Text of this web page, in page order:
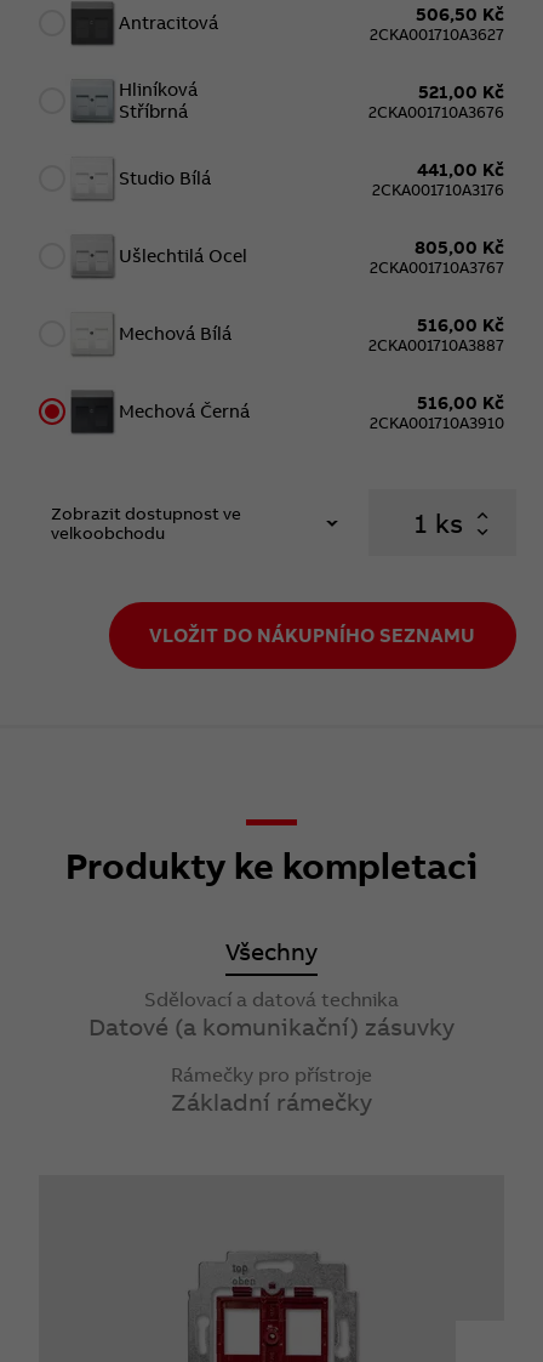
Antracitová 506,50 Kč
2CKA001710A3627
Hliníková
Stříbrná
521,00 Kč
2CKA001710A3676
Studio Bílá 441,00 Kč
2CKA001710A3176
Ušlechtilá Ocel 805,00 Kč
2CKA001710A3767
Mechová Bílá 516,00 Kč
2CKA001710A3887
Mechová Černá 516,00 Kč
2CKA001710A3910
Zobrazit dostupnost ve
velkoobchodu
ks
VLOŽIT DO NÁKUPNÍHO SEZNAMU
Produkty ke kompletaci
Všechny
Sdělovací a datová technika
Datové (a komunikační) zásuvky
Rámečky pro přístroje
Základní rámečky